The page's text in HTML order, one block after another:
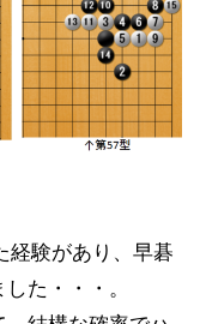
経験があり、早碁
た・・・。